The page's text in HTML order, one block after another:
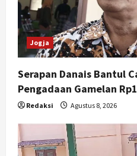
Jogja
Serapan Danais Bantul
Pengadaan Gamelan
Redaksi Agustus 8, 2026